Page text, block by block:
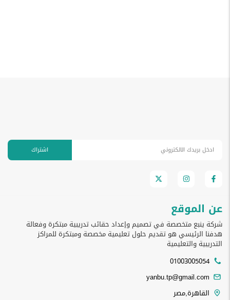
اشتراك
عن الموقع
شركة ينبع متخصصة في تصميم وإعداد حقائب تدريبية مبتكرة وفعالة
هدفنا الرئيسي هو تقديم حلول تعليمية مخصصة ومبتكرة للمراكز
التدريبية والتعليمية
01003005054
yanbu.tp@gmail.com
القاهرة,مصر